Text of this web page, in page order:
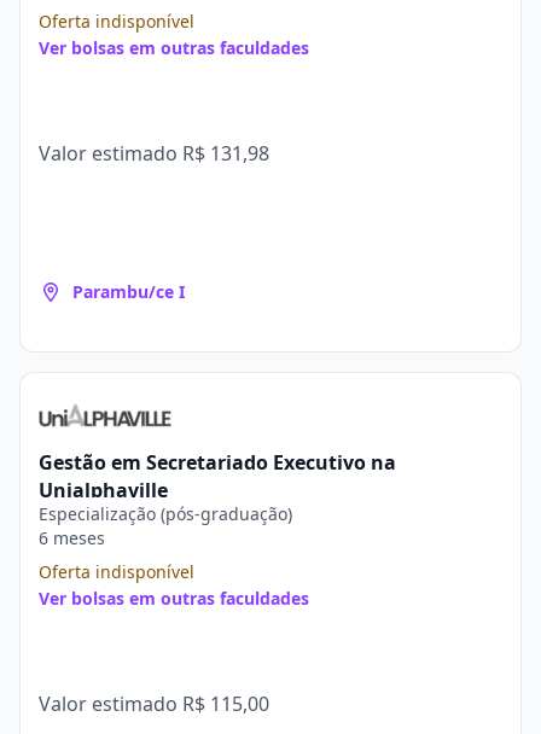
Oferta indisponível
Ver bolsas em outras faculdades
Valor estimado R$ 131,98
Parambu/ce I
Gestão em Secretariado Executivo na
Unialphaville
Especialização (pós-graduação)
6 meses
Oferta indisponível
Ver bolsas em outras faculdades
Valor estimado R$ 115,00